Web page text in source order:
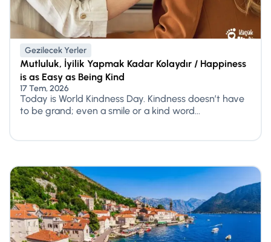
Gezilecek Yerler
Mutluluk, İyilik Yapmak Kadar Kolaydır / Happiness
is as Easy as Being Kind
17 Tem, 2026
Today is World Kindness Day. Kindness doesn’t have
to be grand; even a smile or a kind word...